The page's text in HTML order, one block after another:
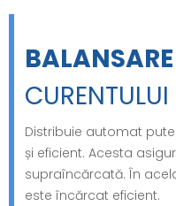
CURENTULUI
Distribuie automat
și eficient. Acesta
supraîncărcată. În
este încărcat eficient.